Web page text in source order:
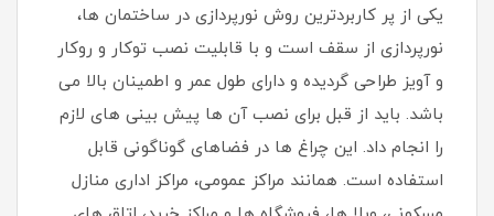
یکی از پر کاربردترین روش نورپردازی در ساختمان ها،
نورپردازی از سقف است و با قابلیت نصب توکار و روکار
و آویز طراحی گردیده و دارای طول عمر و اطمینان بالا می
باشد. باید از قبل برای نصب آن ها پیش بینی های لازم
را انجام داد. این چراغ ها در فضاهای گوناگونی قابل
استفاده است. همانند مراکز عمومی، مراکز اداری منازل